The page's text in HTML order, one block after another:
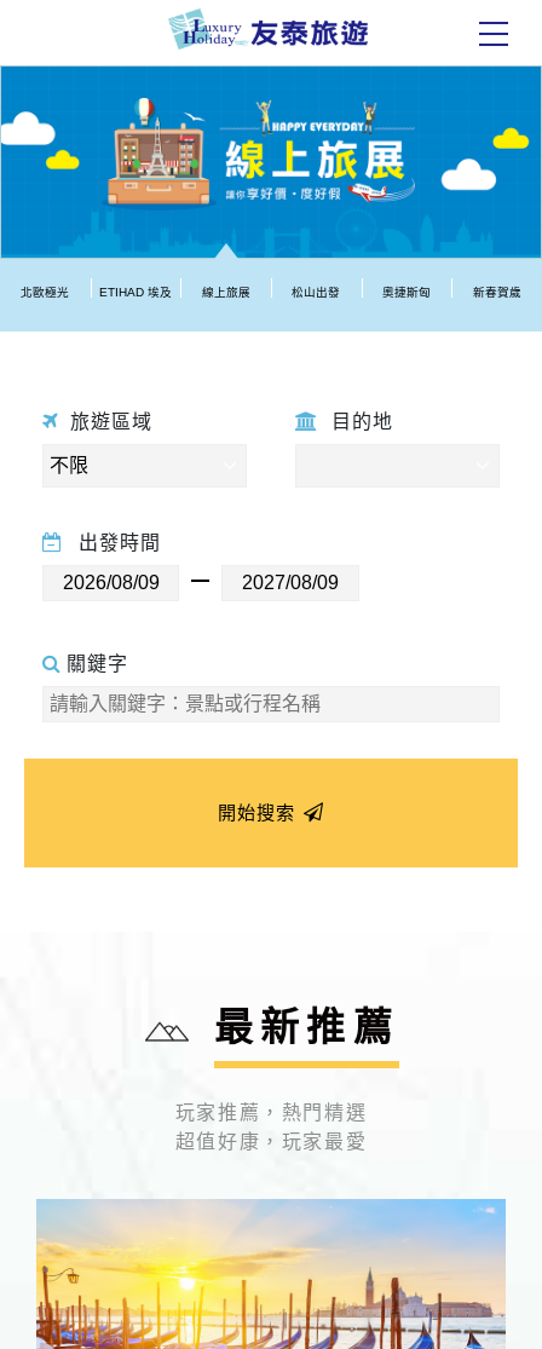
北歐極光 ETIHAD 埃及 線上旅展 松山出發 奧捷斯匈 新春賀歲
旅遊區域 目的地
出發時間
關鍵字
開始搜索
最新推薦
玩家推薦，熱門精選
超值好康，玩家最愛